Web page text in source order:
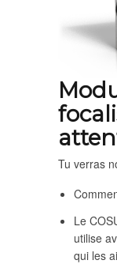
Tu verras
Le
utilise
qui les